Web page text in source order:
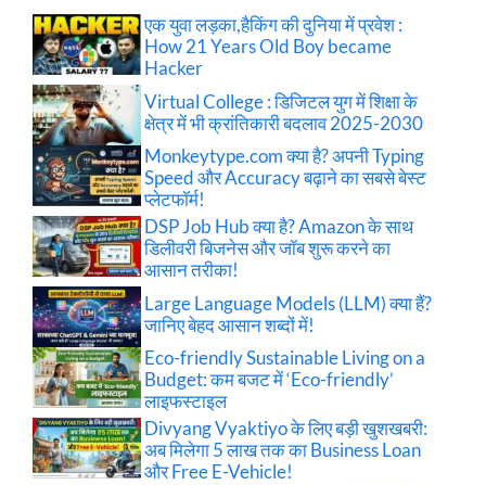
एक युवा लड़का,हैकिंग की दुनिया में प्रवेश :
How 21 Years Old Boy became
Hacker
Virtual College : डिजिटल युग में शिक्षा के
क्षेत्र में भी क्रांतिकारी बदलाव 2025-2030
Monkeytype.com क्या है? अपनी Typing
Speed और Accuracy बढ़ाने का सबसे बेस्ट
प्लेटफॉर्म!
DSP Job Hub क्या है? Amazon के साथ
डिलीवरी बिजनेस और जॉब शुरू करने का
आसान तरीका!
Large Language Models (LLM) क्या हैं?
जानिए बेहद आसान शब्दों में!
Eco-friendly Sustainable Living on a
Budget: कम बजट में ‘Eco-friendly’
लाइफस्टाइल
Divyang Vyaktiyo के लिए बड़ी खुशखबरी:
अब मिलेगा 5 लाख तक का Business Loan
और Free E-Vehicle!